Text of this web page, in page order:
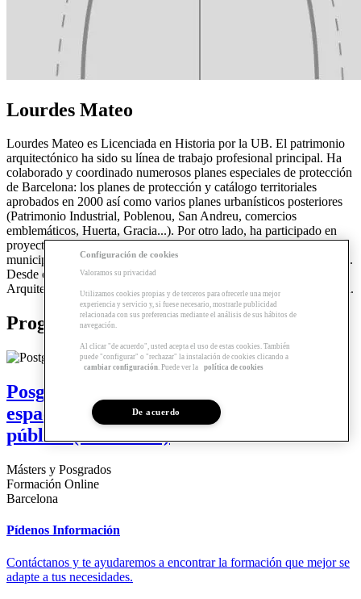
Lourdes Mateo
Lourdes Mateo es Licenciada en Historia por la UB. El patrimonio
arquitectónico ha sido su línea de trabajo profesional principal. Ha
colaborado y coordinado numerosos planes especiales de protección
de Barcelona: los planes de protección y catálogo territoriales
aprobados en 2000 así como varios planes urbanísticos posteriores
(Patrimonio Industrial, Poblenou, San Andreu, comercios
emblemáticos, Huerta, Gracia...). Por otro lado, ha participado en
proyectos pioneros de tramitación telemática de expedientes
municipales. Es autora de varios libros de itinerarios arquitectónicos.
Desde el 2017 es la Jefa del Departamento de Patrimonio
Arquitectónico Histórico y Artístico del Ayuntamiento de Barcelona.
Programas relacionados
Posgrado | Urbanismo, edificación y
espacio público en la administración
pública (en catalán)
Másters y Posgrados
Formación Online
Barcelona
Pídenos Información
Contáctanos y te ayudaremos a encontrar la formación que mejor se
adapte a tus necesidades.
Configuración de cookies
Valoramos su privacidad
Utilizamos cookies propias y de terceros para ofrecerle una mejor
experiencia y servicio y, si fuese necesario, mostrarle publicidad
relacionada con sus preferencias mediante el análisis de sus hábitos de
navegación.
Al clicar "de acuerdo", usted acepta el uso de estas cookies. También
puede "configurar" o "rechazar" la instalación de cookies clicando a
cambiar configuración. Puede ver la política de cookies
De acuerdo